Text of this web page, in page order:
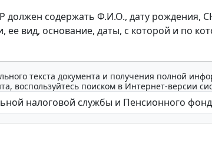
должен содержать Ф.И.О., дату рождения,
ее вид, основание, даты, с которой и по
текста документа и получения полной
воспользуйтесь поиском в Интернет-версии